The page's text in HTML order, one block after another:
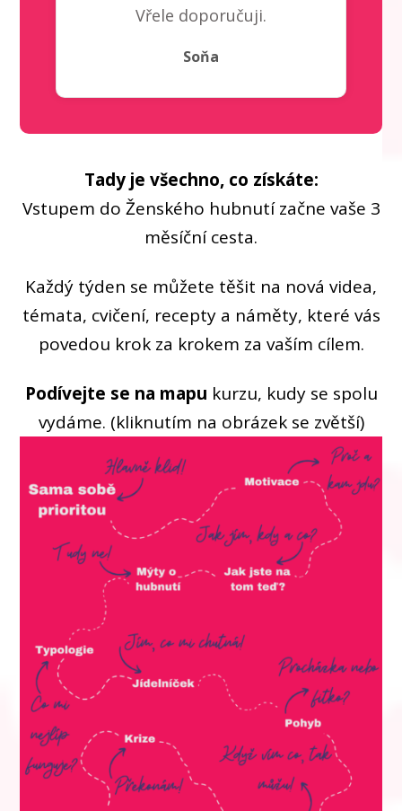
Vřele doporučuji.
Soňa
Tady je všechno, co získáte:
Vstupem do Ženského hubnutí začne vaše 3
měsíční cesta.
Každý týden se můžete těšit na nová videa,
témata, cvičení, recepty a náměty, které vás
povedou krok za krokem za vaším cílem.
Podívejte se na mapu kurzu, kudy se spolu
vydáme. (kliknutím na obrázek se zvětší)